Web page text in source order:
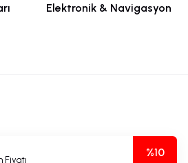
Elektronik & Navigasyon
%10
Fiyatı